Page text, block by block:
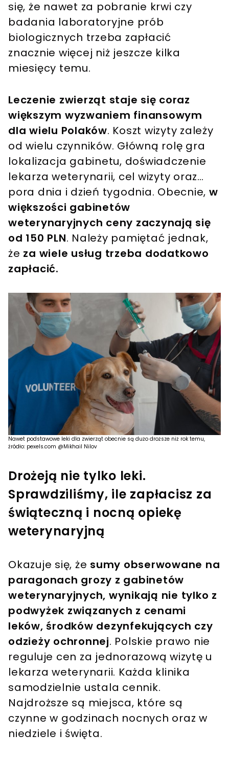
się, że nawet za pobranie krwi czy
badania laboratoryjne prób
biologicznych trzeba zapłacić
znacznie więcej niż jeszcze kilka
miesięcy temu.
Leczenie zwierząt staje się coraz
większym wyzwaniem finansowym
dla wielu Polaków. Koszt wizyty zależy
od wielu czynników. Główną rolę gra
lokalizacja gabinetu, doświadczenie
lekarza weterynarii, cel wizyty oraz…
pora dnia i dzień tygodnia. Obecnie, w
większości gabinetów
weterynaryjnych ceny zaczynają się
od 150 PLN. Należy pamiętać jednak,
że za wiele usług trzeba dodatkowo
zapłacić.
Nawet podstawowe leki dla zwierząt obecnie są dużo droższe niż rok temu,
źródło: pexels.com @Mikhail Nilov
Drożeją nie tylko leki.
Sprawdziliśmy, ile zapłacisz za
świąteczną i nocną opiekę
weterynaryjną
Okazuje się, że sumy obserwowane na
paragonach grozy z gabinetów
weterynaryjnych, wynikają nie tylko z
podwyżek związanych z cenami
leków, środków dezynfekujących czy
odzieży ochronnej. Polskie prawo nie
reguluje cen za jednorazową wizytę u
lekarza weterynarii. Każda klinika
samodzielnie ustala cennik.
Najdroższe są miejsca, które są
czynne w godzinach nocnych oraz w
niedziele i święta.